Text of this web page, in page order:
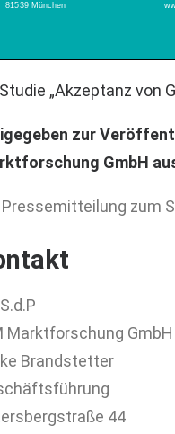
Studie „Akzeptanz von
zur
GmbH
Pressemitteilung zum
Marktforschung GmbH
Brandstetter
44